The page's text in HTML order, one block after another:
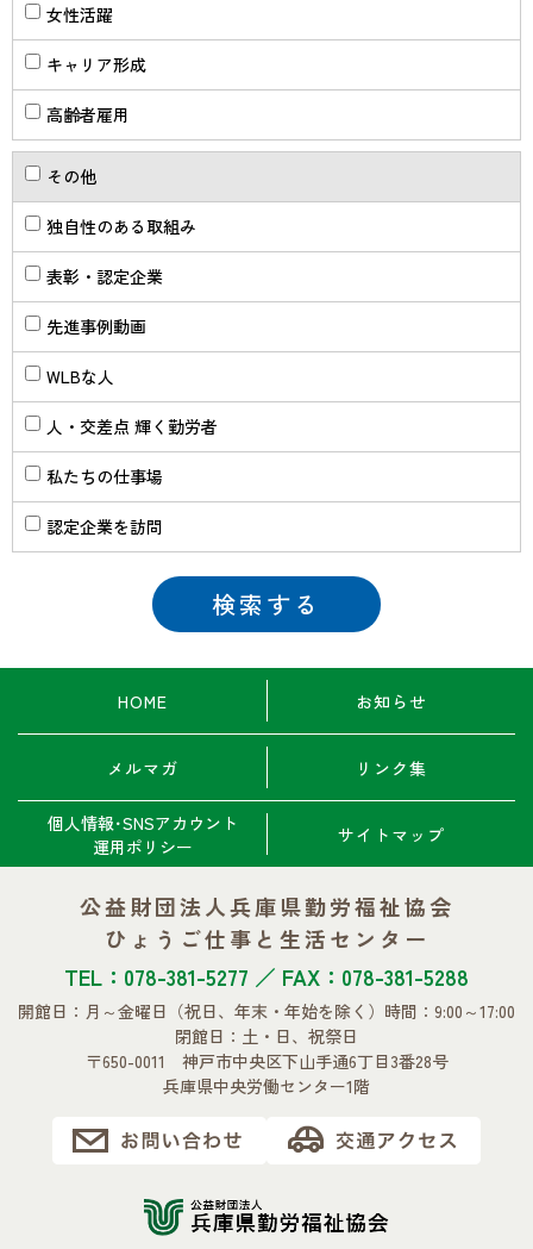
女性活躍
キャリア形成
高齢者雇用
その他
独自性のある取組み
表彰・認定企業
先進事例動画
WLBな人
人・交差点 輝く勤労者
私たちの仕事場
認定企業を訪問
HOME お知らせ
メルマガ リンク集
個人情報･SNSアカウント
運用ポリシー
サイトマップ
公益財団法人兵庫県勤労福祉協会
ひょうご仕事と生活センター
TEL：078-381-5277 ／ FAX：078-381-5288
開館日：月～金曜日 （祝日、年末・年始を除く） 時間：9:00～17:00
閉館日：土・日、祝祭日
〒650-0011 神戸市中央区下山手通6丁目3番28号
兵庫県中央労働センター1階